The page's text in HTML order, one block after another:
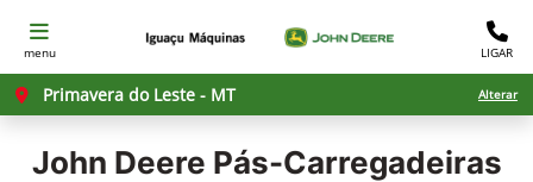
menu LIGAR
Primavera do Leste - MT Alterar
John Deere Pás-Carregadeiras